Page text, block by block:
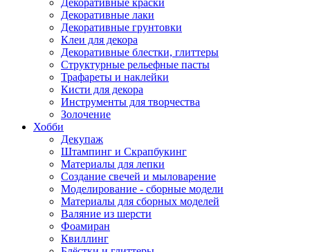
Декоративные лаки
Декоративные грунтовки
Клеи для декора
Декоративные блестки, глиттеры
Структурные рельефные пасты
Трафареты и наклейки
Кисти для декора
Инструменты для творчества
Золочение
Хобби
Декупаж
Штампинг и Скрапбукинг
Материалы для лепки
Создание свечей и мыловарение
Моделирование - сборные модели
Материалы для сборных моделей
Валяние из шерсти
Фоамиран
Квиллинг